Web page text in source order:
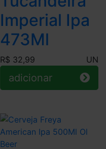
Imperial Ipa
473Ml
R$ 32,99 UN
adicionar